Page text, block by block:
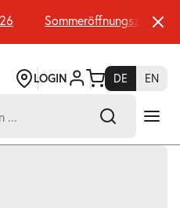
Sommeröffnungszeiten
LOGIN DE
EN